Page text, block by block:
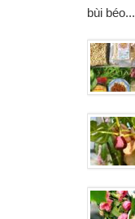
bùi béo...